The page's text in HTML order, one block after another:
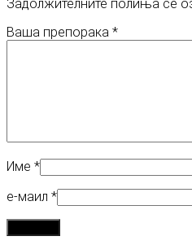
Задолжителните полиња се
Ваша препорака *
Име *
е-маил *